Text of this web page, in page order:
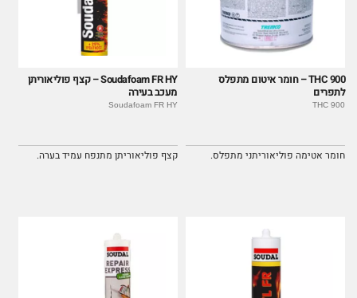
THC 900 – חומר איטום מתפלס
לתפרים
THC 900
חומר אטימה פוליאוריתני מתפלס.
Soudafoam FR HY – קצף פוליאוריתן
מעכב בעירה
Soudafoam FR HY
קצף פוליאוריתן מתנפח עמיד בערה.